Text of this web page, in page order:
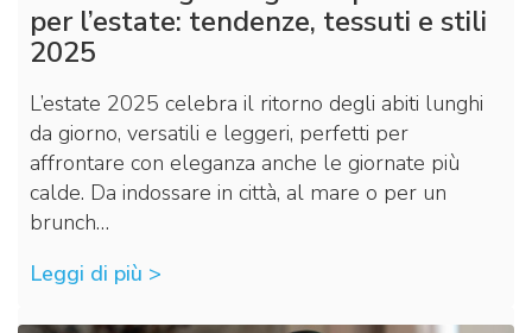
per l’estate: tendenze, tessuti e stili
2025
L’estate 2025 celebra il ritorno degli abiti lunghi
da giorno, versatili e leggeri, perfetti per
affrontare con eleganza anche le giornate più
calde. Da indossare in città, al mare o per un
brunch…
Leggi di più >